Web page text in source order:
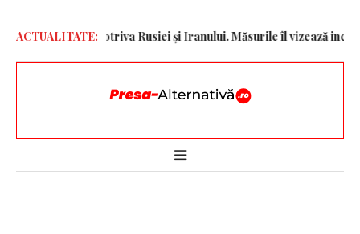
ACTUALITATE:
sancțiuni împotriva Rusiei și Iranului. Măsurile îl vizează inclusiv